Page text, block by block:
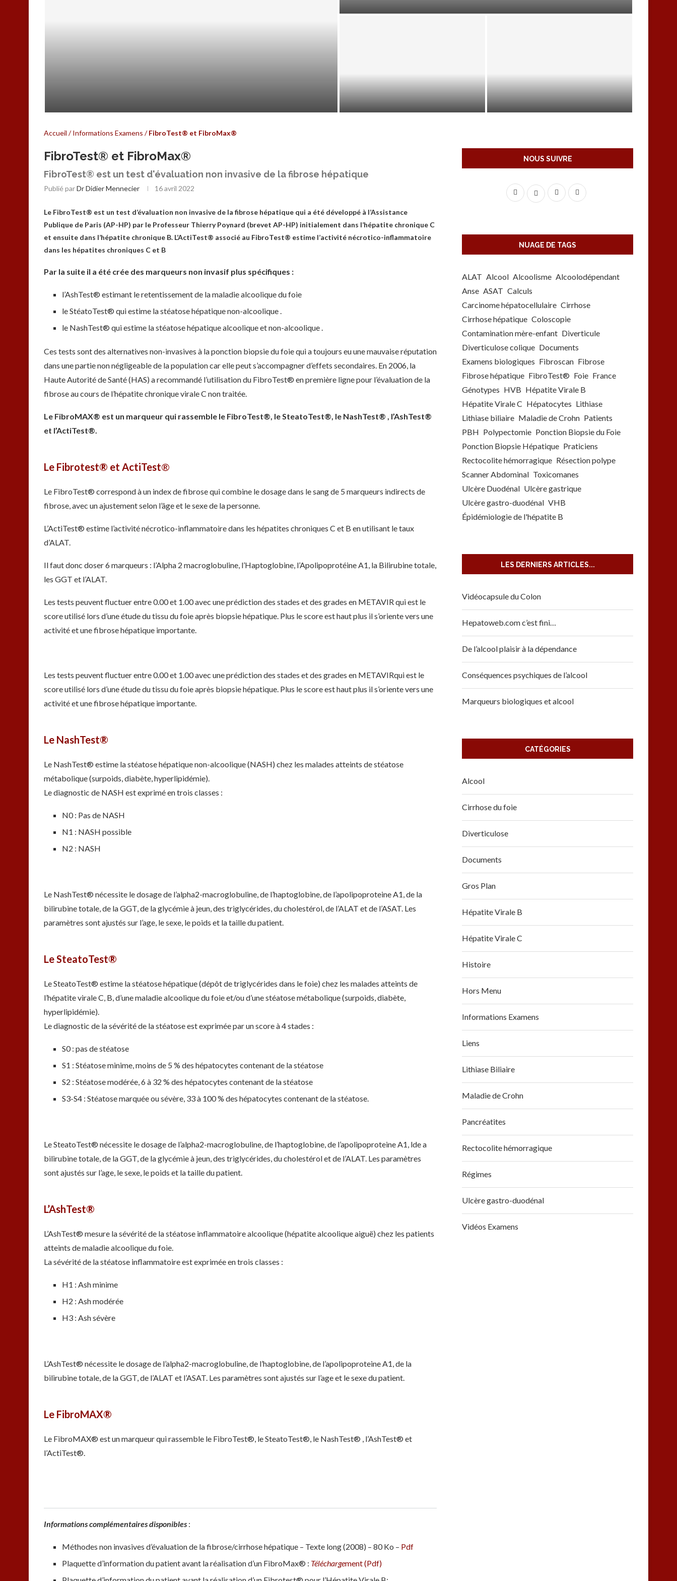
Accueil /Informations Examens /FibroTest® et FibroMax®
FibroTest® et FibroMax®
FibroTest® est un test d'évaluation non invasive de la fibrose hépatique
Publié parDr Didier Mennecier 16 avril 2022
Le FibroTest® est un test d’évaluation non invasive de la fibrose hépatique qui a été développé à l’Assistance
Publique de Paris (AP-HP) par le Professeur Thierry Poynard (brevet AP-HP) initialement dans l’hépatite chronique C
et ensuite dans l’hépatite chronique B. L’ActiTest® associé au FibroTest® estime l’activité nécrotico-inflammatoire
dans les hépatites chroniques C et B
Par la suite il a été crée des marqueurs non invasif plus spécifiques :
l’AshTest® estimant le retentissement de la maladie alcoolique du foie
le StéatoTest® qui estime la stéatose hépatique non-alcoolique .
le NashTest® qui estime la stéatose hépatique alcoolique et non-alcoolique .
Ces tests sont des alternatives non-invasives à la ponction biopsie du foie qui a toujours eu une mauvaise réputation
dans une partie non négligeable de la population car elle peut s’accompagner d’effets secondaires. En 2006, la
Haute Autorité de Santé (HAS) a recommandé l’utilisation du FibroTest® en première ligne pour l’évaluation de la
fibrose au cours de l’hépatite chronique virale C non traitée.
Le FibroMAX® est un marqueur qui rassemble le FibroTest®, le SteatoTest®, le NashTest® , l’AshTest®
et l’ActiTest®.
Le Fibrotest® et ActiTest®
Le FibroTest® correspond à un index de fibrose qui combine le dosage dans le sang de 5 marqueurs indirects de
fibrose, avec un ajustement selon l’âge et le sexe de la personne.
L’ActiTest® estime l’activité nécrotico-inflammatoire dans les hépatites chroniques C et B en utilisant le taux
d’ALAT.
Il faut donc doser 6 marqueurs : l’Alpha 2 macroglobuline, l’Haptoglobine, l’Apolipoprotéine A1, la Bilirubine totale,
les GGT et l’ALAT.
Les tests peuvent fluctuer entre 0.00 et 1.00 avec une prédiction des stades et des grades en METAVIR qui est le
score utilisé lors d’une étude du tissu du foie après biopsie hépatique. Plus le score est haut plus il s’oriente vers une
activité et une fibrose hépatique importante.
Les tests peuvent fluctuer entre 0.00 et 1.00 avec une prédiction des stades et des grades en METAVIRqui est le
score utilisé lors d’une étude du tissu du foie après biopsie hépatique. Plus le score est haut plus il s’oriente vers une
activité et une fibrose hépatique importante.
Le NashTest®
Le NashTest® estime la stéatose hépatique non-alcoolique (NASH) chez les malades atteints de stéatose
métabolique (surpoids, diabète, hyperlipidémie).
Le diagnostic de NASH est exprimé en trois classes :
N0 : Pas de NASH
N1 : NASH possible
N2 : NASH
Le NashTest® nécessite le dosage de l’alpha2-macroglobuline, de l’haptoglobine, de l’apolipoproteine A1, de la
bilirubine totale, de la GGT, de la glycémie à jeun, des triglycérides, du cholestérol, de l’ALAT et de l’ASAT. Les
paramètres sont ajustés sur l’age, le sexe, le poids et la taille du patient.
Le SteatoTest®
Le SteatoTest® estime la stéatose hépatique (dépôt de triglycérides dans le foie) chez les malades atteints de
l’hépatite virale C, B, d’une maladie alcoolique du foie et/ou d’une stéatose métabolique (surpoids, diabète,
hyperlipidémie).
Le diagnostic de la sévérité de la stéatose est exprimée par un score à 4 stades :
S0 : pas de stéatose
S1 : Stéatose minime, moins de 5 % des hépatocytes contenant de la stéatose
S2 : Stéatose modérée, 6 à 32 % des hépatocytes contenant de la stéatose
S3-S4 : Stéatose marquée ou sévère, 33 à 100 % des hépatocytes contenant de la stéatose.
Le SteatoTest® nécessite le dosage de l’alpha2-macroglobuline, de l’haptoglobine, de l’apolipoproteine A1, lde a
bilirubine totale, de la GGT, de la glycémie à jeun, des triglycérides, du cholestérol et de l’ALAT. Les paramètres
sont ajustés sur l’age, le sexe, le poids et la taille du patient.
L’AshTest®
L’AshTest® mesure la sévérité de la stéatose inflammatoire alcoolique (hépatite alcoolique aiguë) chez les patients
atteints de maladie alcoolique du foie.
La sévérité de la stéatose inflammatoire est exprimée en trois classes :
H1 : Ash minime
H2 : Ash modérée
H3 : Ash sévère
L’AshTest® nécessite le dosage de l’alpha2-macroglobuline, de l’haptoglobine, de l’apolipoproteine A1, de la
bilirubine totale, de la GGT, de l’ALAT et l’ASAT. Les paramètres sont ajustés sur l’age et le sexe du patient.
Le FibroMAX®
Le FibroMAX® est un marqueur qui rassemble le FibroTest®, le SteatoTest®, le NashTest® , l’AshTest® et
l’ActiTest®.
Informations complémentaires disponibles :
Méthodes non invasives d’évaluation de la fibrose/cirrhose hépatique – Texte long (2008) – 80 Ko – Pdf
Plaquette d’information du patient avant la réalisation d’un FibroMax® : Téléchargement (Pdf)
NOUS SUIVRE
NUAGE DE TAGS
ALAT Alcool Alcoolisme Alcoolodépendant
Anse ASAT Calculs
Carcinome hépatocellulaire Cirrhose
Cirrhose hépatique Coloscopie
Contamination mère-enfant Diverticule
Diverticulose colique Documents
Examens biologiques Fibroscan Fibrose
Fibrose hépatique FibroTest® Foie France
Génotypes HVB Hépatite Virale B
Hépatite Virale C Hépatocytes Lithiase
Lithiase biliaire Maladie de Crohn Patients
PBH Polypectomie Ponction Biopsie du Foie
Ponction Biopsie Hépatique Praticiens
Rectocolite hémorragique Résection polype
Scanner Abdominal Toxicomanes
Ulcère Duodénal Ulcère gastrique
Ulcère gastro-duodénal VHB
Épidémiologie de l'hépatite B
LES DERNIERS ARTICLES...
Vidéocapsule du Colon
Hepatoweb.com c’est fini…
De l’alcool plaisir à la dépendance
Conséquences psychiques de l’alcool
Marqueurs biologiques et alcool
CATÉGORIES
Alcool
Cirrhose du foie
Diverticulose
Documents
Gros Plan
Hépatite Virale B
Hépatite Virale C
Histoire
Hors Menu
Informations Examens
Liens
Lithiase Biliaire
Maladie de Crohn
Pancréatites
Rectocolite hémorragique
Régimes
Ulcère gastro-duodénal
Vidéos Examens